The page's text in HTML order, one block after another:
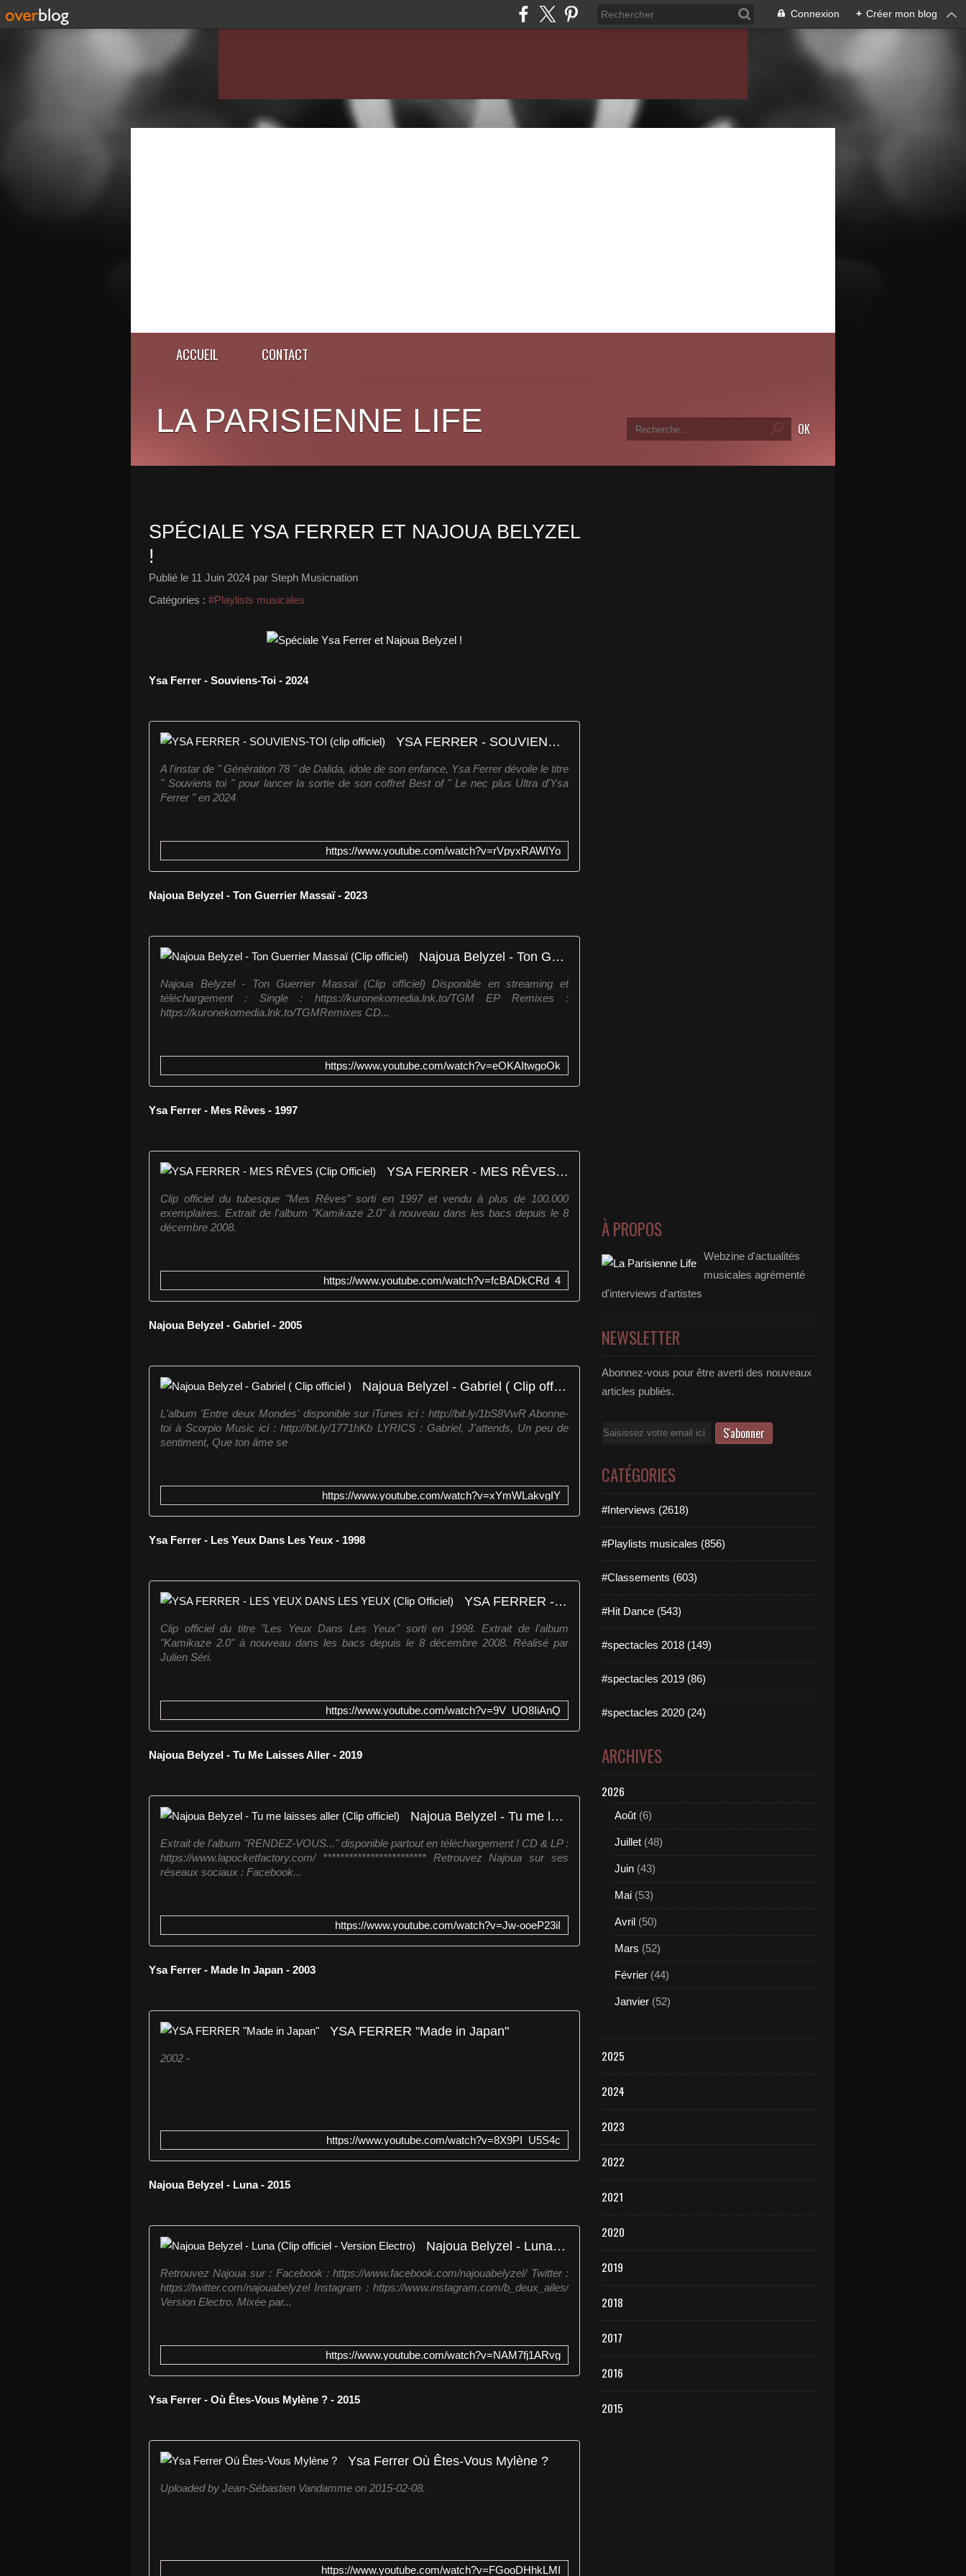
Connexion + Créer mon blog
ACCUEIL CONTACT
LA PARISIENNE LIFE
SPÉCIALE YSA FERRER ET NAJOUA BELYZEL
!
Publié le 11 Juin 2024 par Steph Musicnation
Catégories : #Playlists musicales
Ysa Ferrer - Souviens-Toi - 2024
YSA FERRER - SOUVIENS-TOI (clip officiel)
A l'instar de " Génération 78 " de Dalida, idole de son enfance, Ysa Ferrer dévoile le titre
" Souviens toi " pour lancer la sortie de son coffret Best of " Le nec plus Ultra d'Ysa
Ferrer " en 2024
https://www.youtube.com/watch?v=rVpyxRAWIYo
Najoua Belyzel - Ton Guerrier Massaï - 2023
Najoua Belyzel - Ton Guerrier Massaï (Clip officiel)
Najoua Belyzel - Ton Guerrier Massaï (Clip officiel) Disponible en streaming et
téléchargement : Single : https://kuronekomedia.lnk.to/TGM EP Remixes :
https://kuronekomedia.lnk.to/TGMRemixes CD...
https://www.youtube.com/watch?v=eOKAItwgoOk
Ysa Ferrer - Mes Rêves - 1997
YSA FERRER - MES RÊVES (Clip Officiel)
Clip officiel du tubesque "Mes Rêves" sorti en 1997 et vendu à plus de 100.000
exemplaires. Extrait de l'album "Kamikaze 2.0" à nouveau dans les bacs depuis le 8
décembre 2008.
https://www.youtube.com/watch?v=fcBADkCRd_4
Najoua Belyzel - Gabriel - 2005
Najoua Belyzel - Gabriel ( Clip officiel )
L'album 'Entre deux Mondes' disponible sur iTunes ici : http://bit.ly/1bS8VwR Abonne-
toi à Scorpio Music ici : http://bit.ly/1771hKb LYRICS : Gabriel, J'attends, Un peu de
sentiment, Que ton âme se
https://www.youtube.com/watch?v=xYmWLakvgIY
Ysa Ferrer - Les Yeux Dans Les Yeux - 1998
YSA FERRER - LES YEUX DANS LES YEUX (Clip Officiel)
Clip officiel du titre "Les Yeux Dans Les Yeux" sorti en 1998. Extrait de l'album
"Kamikaze 2.0" à nouveau dans les bacs depuis le 8 décembre 2008. Réalisé par
Julien Séri.
https://www.youtube.com/watch?v=9V_UO8IiAnQ
Najoua Belyzel - Tu Me Laisses Aller - 2019
Najoua Belyzel - Tu me laisses aller (Clip officiel)
Extrait de l'album "RENDEZ-VOUS..." disponible partout en téléchargement ! CD & LP :
https://www.lapocketfactory.com/ ************************ Retrouvez Najoua sur ses
réseaux sociaux : Facebook...
https://www.youtube.com/watch?v=Jw-ooeP23iI
Ysa Ferrer - Made In Japan - 2003
YSA FERRER "Made in Japan"
2002 -
https://www.youtube.com/watch?v=8X9PI_U5S4c
Najoua Belyzel - Luna - 2015
Najoua Belyzel - Luna (Clip officiel - Version Electro)
Retrouvez Najoua sur : Facebook : https://www.facebook.com/najouabelyzel/ Twitter :
https://twitter.com/najouabelyzel Instagram : https://www.instagram.com/b_deux_ailes/
Version Electro. Mixée par...
https://www.youtube.com/watch?v=NAM7fj1ARvg
Ysa Ferrer - Où Êtes-Vous Mylène ? - 2015
Ysa Ferrer Où Êtes-Vous Mylène ?
Uploaded by Jean-Sébastien Vandamme on 2015-02-08.
https://www.youtube.com/watch?v=FGooDHhkLMI
À PROPOS
Webzine d'actualités
musicales agrémenté
d'interviews d'artistes
NEWSLETTER
Abonnez-vous pour être averti des nouveaux
articles publiés.
Email
CATÉGORIES
#Interviews (2618)
#Playlists musicales (856)
#Classements (603)
#Hit Dance (543)
#spectacles 2018 (149)
#spectacles 2019 (86)
#spectacles 2020 (24)
ARCHIVES
2026
Août (6)
Juillet (48)
Juin (43)
Mai (53)
Avril (50)
Mars (52)
Février (44)
Janvier (52)
2025
2024
2023
2022
2021
2020
2019
2018
2017
2016
2015